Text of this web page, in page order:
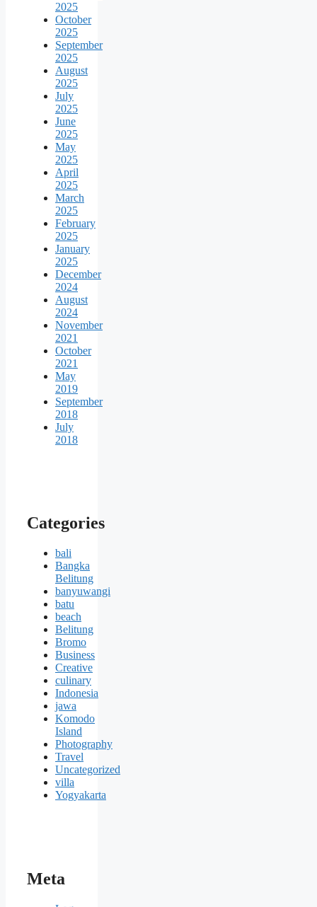
2025
October
2025
September
2025
August
2025
July
2025
June
2025
May
2025
April
2025
March
2025
February
2025
January
2025
December
2024
August
2024
November
2021
October
2021
May
2019
September
2018
July
2018
Categories
bali
Bangka
Belitung
banyuwangi
batu
beach
Belitung
Bromo
Business
Creative
culinary
Indonesia
jawa
Komodo
Island
Photography
Travel
Uncategorized
villa
Yogyakarta
Meta